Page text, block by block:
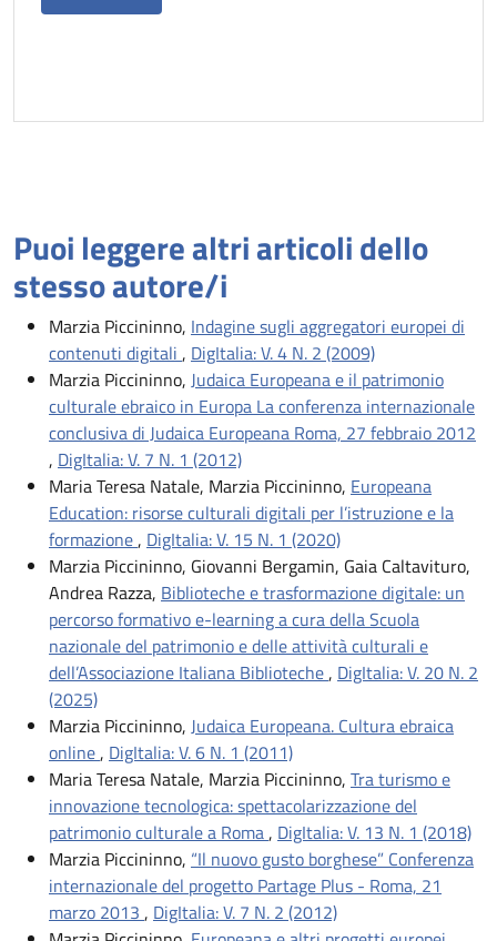
Puoi leggere altri articoli dello
stesso autore/i
Marzia Piccininno, Indagine sugli aggregatori europei di
contenuti digitali , DigItalia: V. 4 N. 2 (2009)
Marzia Piccininno, Judaica Europeana e il patrimonio
culturale ebraico in Europa La conferenza internazionale
conclusiva di Judaica Europeana Roma, 27 febbraio 2012
, DigItalia: V. 7 N. 1 (2012)
Maria Teresa Natale, Marzia Piccininno, Europeana
Education: risorse culturali digitali per l’istruzione e la
formazione, DigItalia: V. 15 N. 1 (2020)
Marzia Piccininno, Giovanni Bergamin, Gaia Caltavituro,
Andrea Razza, Biblioteche e trasformazione digitale: un
percorso formativo e-learning a cura della Scuola
nazionale del patrimonio e delle attività culturali e
dell’Associazione Italiana Biblioteche, DigItalia: V. 20 N. 2
(2025)
Marzia Piccininno, Judaica Europeana. Cultura ebraica
online, DigItalia: V. 6 N. 1 (2011)
Maria Teresa Natale, Marzia Piccininno, Tra turismo e
innovazione tecnologica: spettacolarizzazione del
patrimonio culturale a Roma, DigItalia: V. 13 N. 1 (2018)
Marzia Piccininno, “Il nuovo gusto borghese” Conferenza
internazionale del progetto Partage Plus - Roma, 21
marzo 2013 , DigItalia: V. 7 N. 2 (2012)